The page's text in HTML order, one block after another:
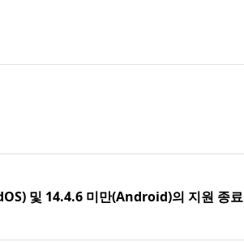
및 14.4.6 미만(Android)의 지원 종료